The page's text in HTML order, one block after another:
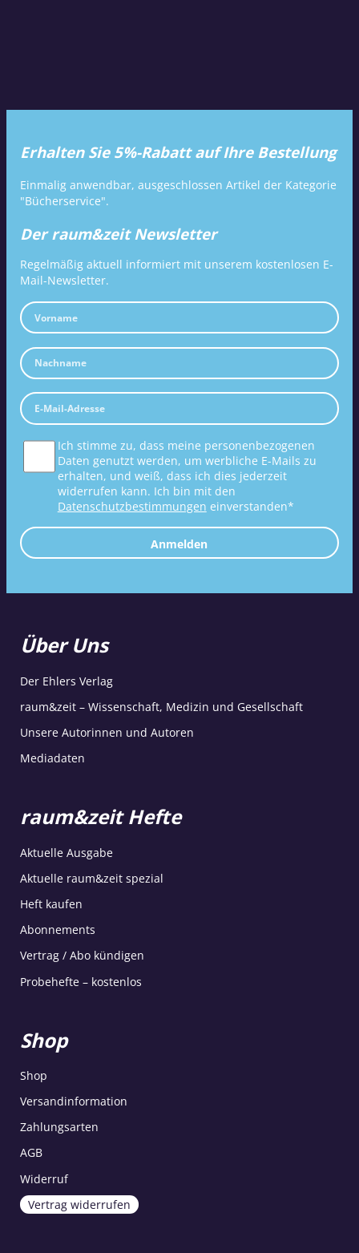
Erhalten Sie 5%-Rabatt auf Ihre Bestellung
Einmalig anwendbar, ausgeschlossen Artikel der Kategorie
"Bücherservice".
Der raum&zeit Newsletter
Regelmäßig aktuell informiert mit unserem kostenlosen E-
Mail-Newsletter.
Ich stimme zu, dass meine personenbezogenen
Daten genutzt werden, um werbliche E-Mails zu
erhalten, und weiß, dass ich dies jederzeit
widerrufen kann. Ich bin mit den
Datenschutzbestimmungen einverstanden*
Anmelden
Über Uns
Der Ehlers Verlag
raum&zeit – Wissenschaft, Medizin und Gesellschaft
Unsere Autorinnen und Autoren
Mediadaten
raum&zeit Hefte
Aktuelle Ausgabe
Aktuelle raum&zeit spezial
Heft kaufen
Abonnements
Vertrag / Abo kündigen
Probehefte – kostenlos
Shop
Shop
Versandinformation
Zahlungsarten
AGB
Widerruf
Vertrag widerrufen